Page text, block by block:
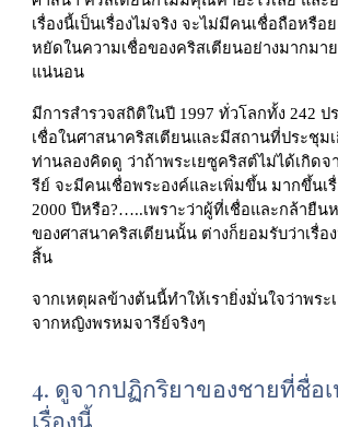
เรื่องนี้เป็นเรื่องไม่จริง จะไม่มีคนเชื่อถือหรือ
หยัดในความเชื่อของคริสเตียนอย่างมากมา
แน่นอน
มีการสำรวจสถิติในปี 1997 ทั่วโลกทั้ง 242 ป
เชื่อในศาสนาคริสเตียนและมีสถานที่ประชุม
ท่านลองคิดดู ว่าถ้าพระเยซูคริสต์ไม่ได้เกิด
รีย์ จะมีคนเชื่อพระองค์และเพิ่มขึ้น มากขึ้นเ
2000 ปีหรือ?…..เพราะว่าผู้ที่เชื่อและกล้ายืน
ของศาสนาคริสเตียนนั้น ต่างก็ยอมรับว่าเรื่อง
สิ้น
จากเหตุผลข้างต้นนี้ทำให้เรายิ่งมั่นใจว่าพระ
จากหญิงพรหมจารีย์จริงๆ
4. ดูจากปฏิกริยาของชายที่ชื่อ
เรื่องนี้